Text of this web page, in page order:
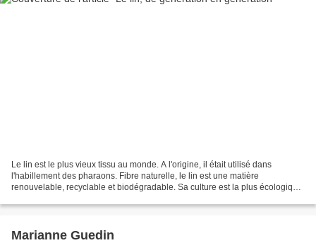
Le lin est le plus vieux tissu au monde. A l'origine, il était utilisé dans
l'habillement des pharaons. Fibre naturelle, le lin est une matière
renouvelable, recyclable et biodégradable. Sa culture est la plus écologique
Marianne Guedin